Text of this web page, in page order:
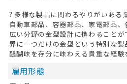
? 多様な製品に関わるやりがいある
自動車部品、容器部品、家電部品
広い分野の金型設計に携わること
界に一つだけの金型という特別な
醍醐味を存分に味わえる貴重な経験
雇用形態